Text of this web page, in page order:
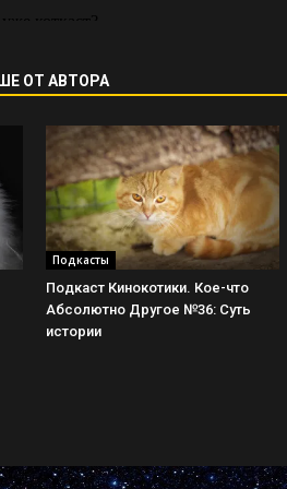
ОТ АВТОРА
Подкасты
Подкаст Кинокотики. Кое-что
Абсолютно Другое №36: Суть
истории